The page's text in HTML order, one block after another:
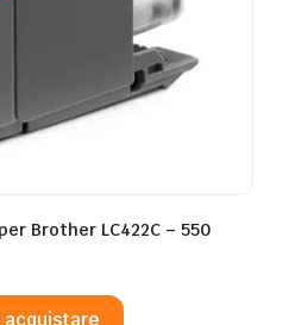
Brother LC422C – 550